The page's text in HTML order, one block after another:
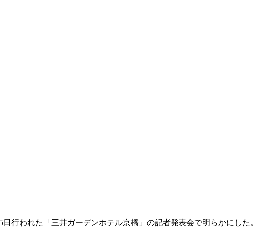
行われた「三井ガーデンホテル京橋」の記者発表会で明らかにした。